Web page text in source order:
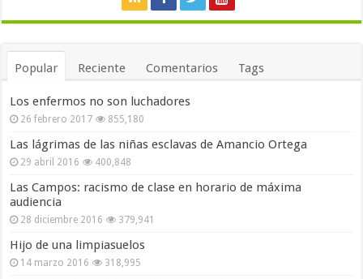
Popular Reciente Comentarios Tags
Los enfermos no son luchadores
26 febrero 2017 855,180
Las lágrimas de las niñas esclavas de Amancio Ortega
29 abril 2016 400,848
Las Campos: racismo de clase en horario de máxima
audiencia
28 diciembre 2016 379,941
Hijo de una limpiasuelos
14 marzo 2016 318,995